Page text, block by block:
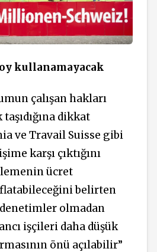
kullanamayacak
çalışan hakları
taşıdığına dikkat
ve Travail Suisse gibi
karşı çıktığını
ücret
belirten
olmadan
işçileri daha düşük
önü açılabilir”